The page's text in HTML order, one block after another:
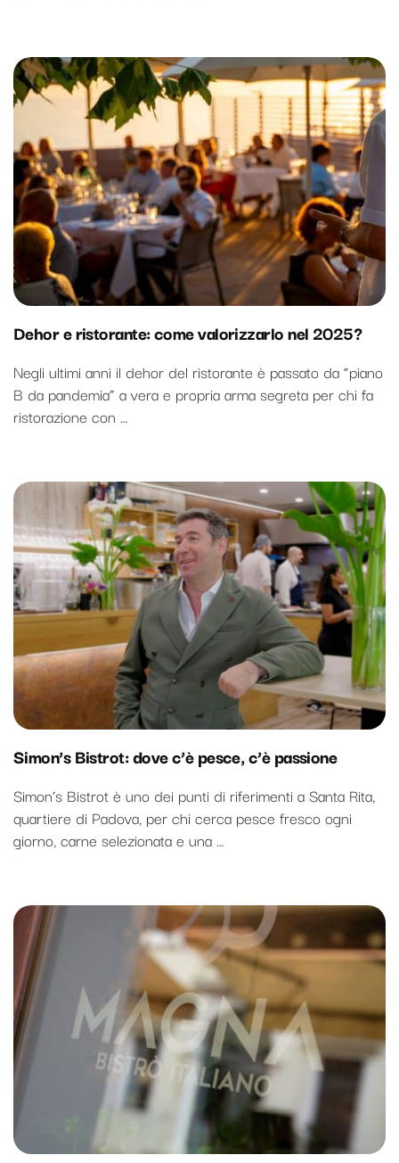
Dehor e ristorante: come valorizzarlo nel 2025?
Negli ultimi anni il dehor del ristorante è passato da “piano
B da pandemia” a vera e propria arma segreta per chi fa
ristorazione con …
Simon’s Bistrot: dove c’è pesce, c’è passione
Simon’s Bistrot è uno dei punti di riferimenti a Santa Rita,
quartiere di Padova, per chi cerca pesce fresco ogni
giorno, carne selezionata e una …